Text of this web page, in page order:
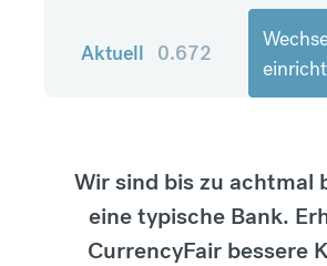
Aktuell 0.672
Wir sind bis zu achtmal
eine typische Bank.
CurrencyFair bessere